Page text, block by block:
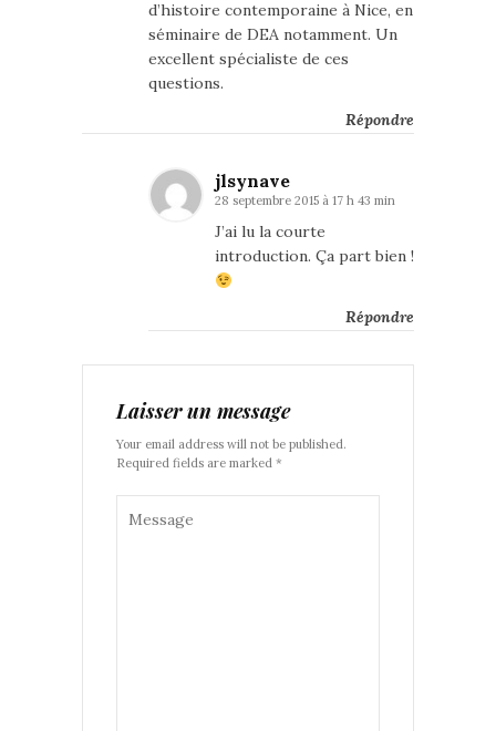
d’histoire contemporaine à Nice, en
séminaire de DEA notamment. Un
excellent spécialiste de ces
questions.
Répondre
jlsynave
28 septembre 2015 à 17 h 43 min
J’ai lu la courte
introduction. Ça part bien !
Répondre
Laisser un message
Your email address will not be published.
Required fields are marked *